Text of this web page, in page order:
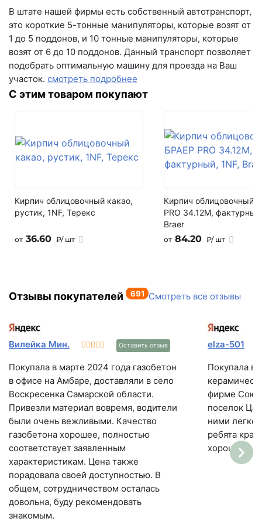
В штате нашей фирмы есть собственный автотранспорт,
это короткие 5-тонные манипуляторы, которые возят от
1 до 5 поддонов, и 10 тонные манипуляторы, которые
возят от 6 до 10 поддонов. Данный транспорт позволяет
подобрать оптимальную машину для проезда на Ваш
участок. смотреть подробнее
С этим товаром покупают
Кирпич облицовочный какао,
рустик, 1NF, Терекс
от 36.60 ₽/ шт
Кирпич облицовочный
PRO 34.12М, фактурный, 1NF,
Braer
от 84.20 ₽/ шт
Отзывы покупателей 691 Смотреть все отзывы
Вилейка Мин. Оставить отзыв
Покупала в марте 2024 года газобетон
в офисе на Амбаре, доставляли в село
Воскресенка Самарской области.
Привезли материал вовремя, водители
были очень вежливыми. Качество
газобетона хорошее, полностью
соответствует заявленным
характеристикам. Цена также
порадовала своей доступностью. В
общем, сотрудничеством осталась
довольна, буду рекомендовать
знакомым.
elza-501
Покупала в
фирме
поселок
ними легко,
ребята
хорошие.